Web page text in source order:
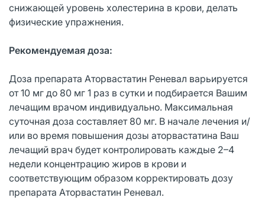
снижающей уровень холестерина в крови, делать
физические упражнения.
Рекомендуемая доза:
Доза препарата Аторвастатин Реневал варьируется
от 10 мг до 80 мг 1 раз в сутки и подбирается Вашим
лечащим врачом индивидуально. Максимальная
суточная доза составляет 80 мг. В начале лечения и/
или во время повышения дозы аторвастатина Ваш
лечащий врач будет контролировать каждые 2–4
недели концентрацию жиров в крови и
соответствующим образом корректировать дозу
препарата Аторвастатин Реневал.